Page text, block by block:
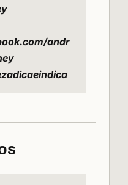
andr